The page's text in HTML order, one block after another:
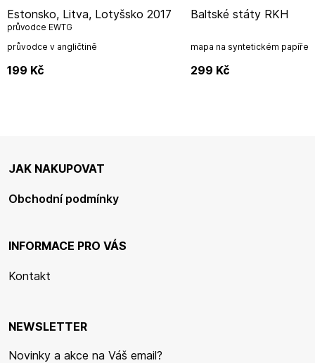
Estonsko, Litva, Lotyšsko 2017
průvodce EWTG
průvodce v angličtině
199 Kč
Baltské státy RKH
mapa na syntetickém papíře
299 Kč
JAK NAKUPOVAT
Obchodní podmínky
INFORMACE PRO VÁS
Kontakt
NEWSLETTER
Novinky a akce na Váš email?